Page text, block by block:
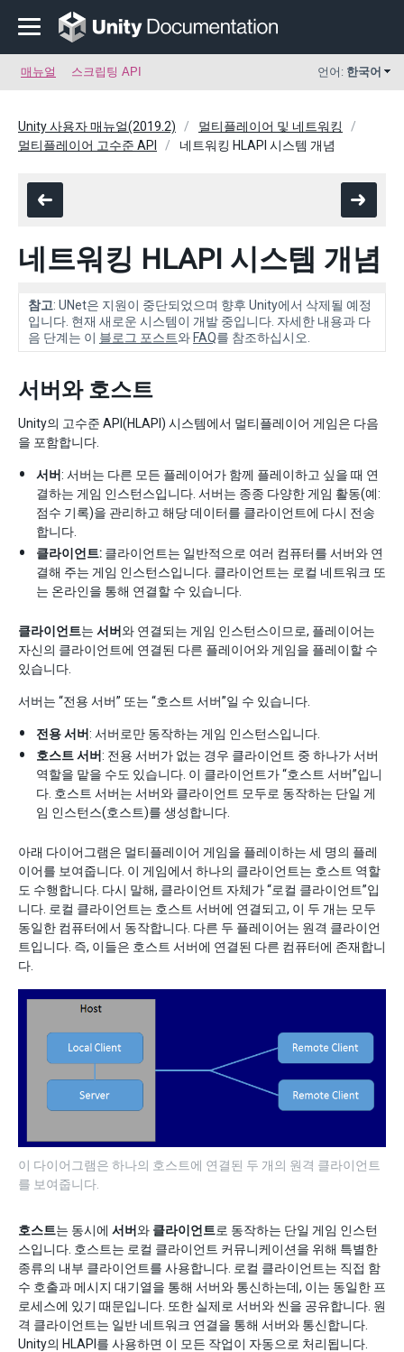
매뉴얼 스크립팅 API 언어: 한국어
Unity 사용자 매뉴얼(2019.2)
멀티플레이어 및 네트워킹
멀티플레이어 고수준 API
네트워킹 HLAPI 시스템 개념
네트워킹 HLAPI 시스템 개념
참고: UNet은 지원이 중단되었으며 향후 Unity에서 삭제될 예정
입니다. 현재 새로운 시스템이 개발 중입니다. 자세한 내용과 다
음 단계는 이 블로그 포스트와 FAQ를 참조하십시오.
서버와 호스트
Unity의 고수준 API(HLAPI) 시스템에서 멀티플레이어 게임은 다음
을 포함합니다.
서버: 서버는 다른 모든 플레이어가 함께 플레이하고 싶을 때 연
결하는 게임 인스턴스입니다. 서버는 종종 다양한 게임 활동(예:
점수 기록)을 관리하고 해당 데이터를 클라이언트에 다시 전송
합니다.
클라이언트: 클라이언트는 일반적으로 여러 컴퓨터를 서버와 연
결해 주는 게임 인스턴스입니다. 클라이언트는 로컬 네트워크 또
는 온라인을 통해 연결할 수 있습니다.
클라이언트는 서버와 연결되는 게임 인스턴스이므로, 플레이어는
자신의 클라이언트에 연결된 다른 플레이어와 게임을 플레이할 수
있습니다.
서버는 “전용 서버” 또는 “호스트 서버”일 수 있습니다.
전용 서버: 서버로만 동작하는 게임 인스턴스입니다.
호스트 서버: 전용 서버가 없는 경우 클라이언트 중 하나가 서버
역할을 맡을 수도 있습니다. 이 클라이언트가 “호스트 서버”입니
다. 호스트 서버는 서버와 클라이언트 모두로 동작하는 단일 게
임 인스턴스(호스트)를 생성합니다.
아래 다이어그램은 멀티플레이어 게임을 플레이하는 세 명의 플레
이어를 보여줍니다. 이 게임에서 하나의 클라이언트는 호스트 역할
도 수행합니다. 다시 말해, 클라이언트 자체가 “로컬 클라이언트”입
니다. 로컬 클라이언트는 호스트 서버에 연결되고, 이 두 개는 모두
동일한 컴퓨터에서 동작합니다. 다른 두 플레이어는 원격 클라이언
트입니다. 즉, 이들은 호스트 서버에 연결된 다른 컴퓨터에 존재합니
다.
이 다이어그램은 하나의 호스트에 연결된 두 개의 원격 클라이언트
를 보여줍니다.
호스트는 동시에 서버와 클라이언트로 동작하는 단일 게임 인스턴
스입니다. 호스트는 로컬 클라이언트 커뮤니케이션을 위해 특별한
종류의 내부 클라이언트를 사용합니다. 로컬 클라이언트는 직접 함
수 호출과 메시지 대기열을 통해 서버와 통신하는데, 이는 동일한 프
로세스에 있기 때문입니다. 또한 실제로 서버와 씬을 공유합니다. 원
격 클라이언트는 일반 네트워크 연결을 통해 서버와 통신합니다.
Unity의 HLAPI를 사용하면 이 모든 작업이 자동으로 처리됩니다.